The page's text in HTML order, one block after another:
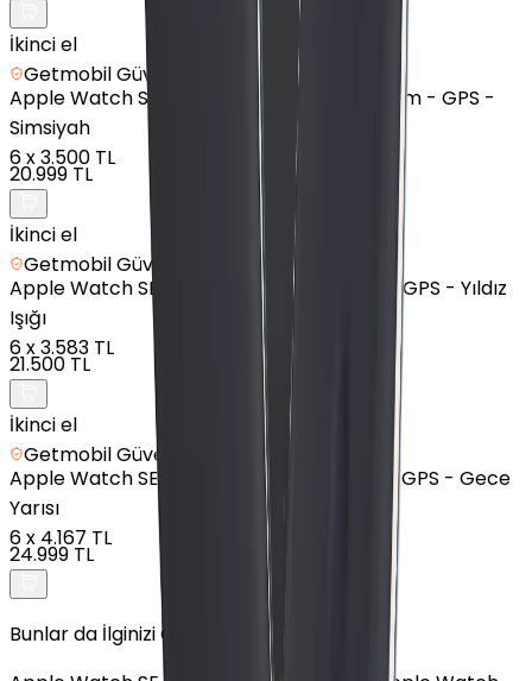
İkinci el
Getmobil Güvencesi
AppleWatch Series 10 - Alüminyum - 42mm - GPS -
Simsiyah
6x3.500 TL
20.999 TL
İkinci el
Getmobil Güvencesi
AppleWatch SE 3 - Alüminyum - 44mm - GPS - Yıldız
Işığı
6x3.583 TL
21.500 TL
İkinci el
Getmobil Güvencesi
AppleWatch SE 2 - Alüminyum - 40mm - GPS - Gece
Yarısı
6x 4.167 TL
24.999 TL
Bunlar da İlginizi Çekebilir